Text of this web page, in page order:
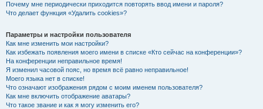
Почему мне периодически приходится повторять ввод имени и пароля?
Что делает функция «Удалить cookies»?
Параметры и настройки пользователя
Как мне изменить мои настройки?
Как избежать появления моего имени в списке «Кто сейчас на конференции»?
На конференции неправильное время!
Я изменил часовой пояс, но время всё равно неправильное!
Моего языка нет в списке!
Что означают изображения рядом с моим именем пользователя?
Как мне включить отображение аватары?
Что такое звание и как я могу изменить его?